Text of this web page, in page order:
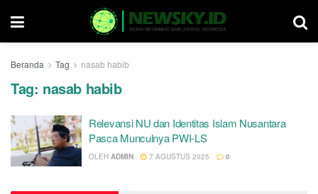
Beranda Tag nasab habib
Tag: nasab habib
Relevansi NU dan Identitas Islam Nusantara
Pasca Munculnya PWI-LS
OLEH ADMIN 7 AGUSTUS 2025 0